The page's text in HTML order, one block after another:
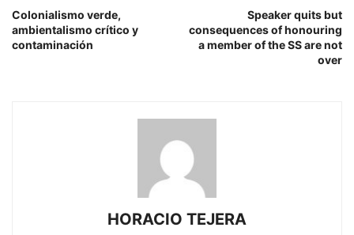
Colonialismo verde,
ambientalismo crítico y
contaminación
Speaker quits but
consequences of honouring
a member of the SS are not
over
HORACIO TEJERA